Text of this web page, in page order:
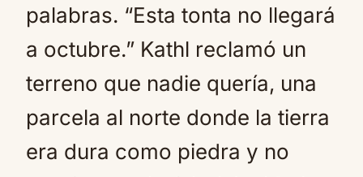
palabras. “Esta tonta no llegará
a octubre.” Kathl reclamó un
terreno que nadie quería, una
parcela al norte donde la tierra
era dura como piedra y no